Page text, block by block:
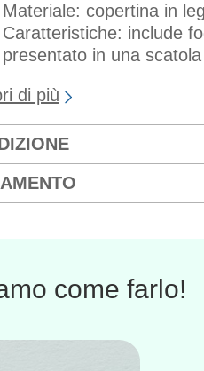
Materiale: copertina in
Caratteristiche: include
presentato in una
di più
come farlo!